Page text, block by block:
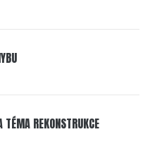
TÉMA REKONSTRUKCE